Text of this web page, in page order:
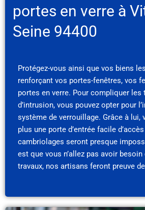
portes en verre à
Seine 94400
Protégez-vous ainsi que vos biens
renforçant vos portes-fenêtres, vos
portes en verre. Pour compliquer les
d’intrusion, vous pouvez opter pour
système de verrouillage. Grâce à lui,
plus une porte d’entrée facile
cambriolages seront presque
est que vous n’allez pas avoir
travaux, nos artisans feront preuve